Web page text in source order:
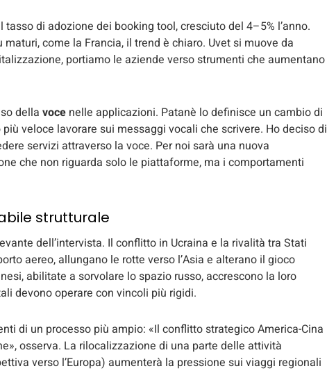
di adozione dei booking tool, cresciuto del 4–5% l’anno.
come la Francia, il trend è chiaro. Uvet si muove da
portiamo le aziende verso strumenti che aumentano
della voce nelle applicazioni. Patanè lo definisce un cambio di
veloce lavorare sui messaggi vocali che scrivere. Ho deciso di
servizi attraverso la voce. Per noi sarà una nuova
che non riguarda solo le piattaforme, ma i comportamenti
strutturale
dell’intervista. Il conflitto in Ucraina e la rivalità tra Stati
aereo, allungano le rotte verso l’Asia e alterano il gioco
abilitate a sorvolare lo spazio russo, accrescono la loro
devono operare con vincoli più rigidi.
di un processo più ampio: «Il conflitto strategico America-Cina
osserva. La rilocalizzazione di una parte delle attività
verso l’Europa) aumenterà la pressione sui viaggi regionali